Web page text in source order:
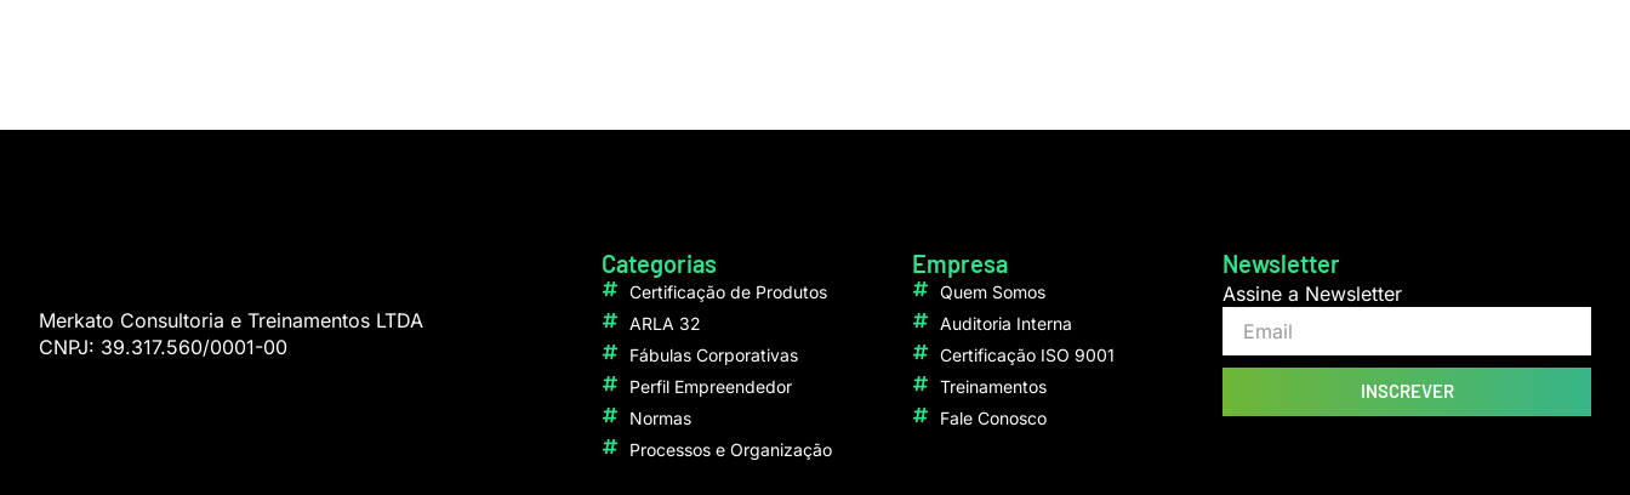
Merkato Consultoria e Treinamentos LTDA
CNPJ: 39.317.560/0001-00
Categorias
Certificação de Produtos
ARLA 32
Fábulas Corporativas
Perfil Empreendedor
Normas
Processos e Organização
Empresa
Quem Somos
Auditoria Interna
Certificação ISO 9001
Treinamentos
Fale Conosco
Newsletter
Assine a Newsletter
INSCREVER